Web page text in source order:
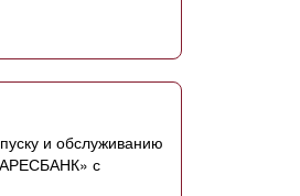
и обслуживанию
с